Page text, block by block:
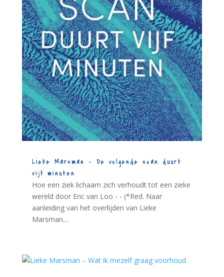
Lieke Marsman – De volgende scan duurt
vijf minuten
Hoe een ziek lichaam zich verhoudt tot een zieke
wereld door Eric van Loo - - (*Red. Naar
aanleiding van het overlijden van Lieke
Marsman....